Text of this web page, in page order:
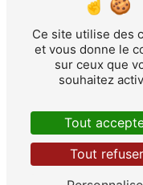
prescription légale aux
contentieux. Vous avez
d'opposition au
adresse: Bloctel.gouv.fr.
d’informations sur vos
-
Ce site utilise des
et vous donne le
sur ceux que
souhaitez
Tout
Tout refuser